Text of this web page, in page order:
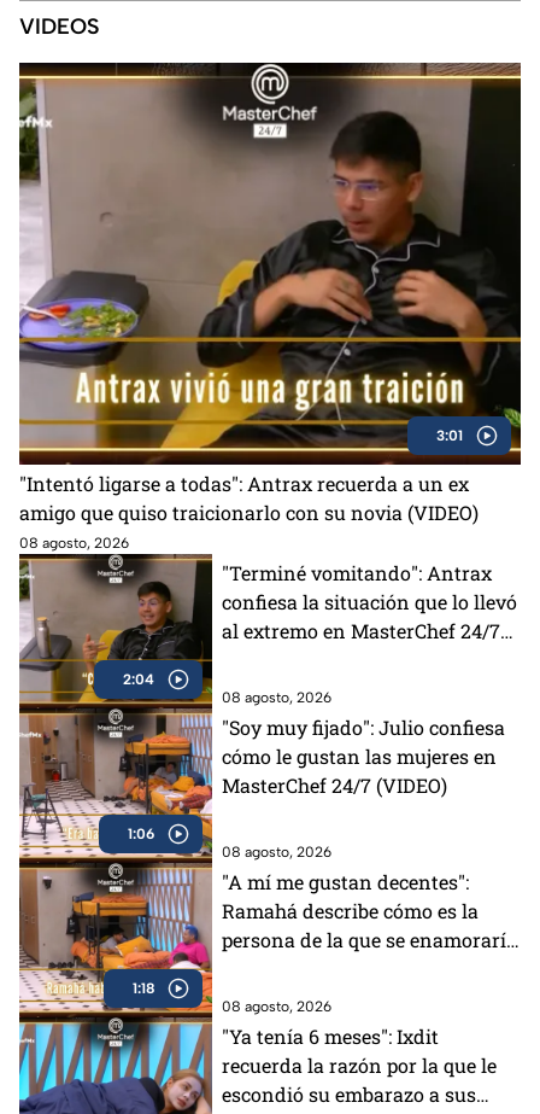
VIDEOS
3:01
"Intentó ligarse a todas": Antrax recuerda a un ex
amigo que quiso traicionarlo con su novia (VIDEO)
08 agosto, 2026
2:04
"Terminé vomitando": Antrax
confiesa la situación que lo llevó
al extremo en MasterChef 24/7
08 agosto, 2026
1:06
"Soy muy fijado": Julio confiesa
cómo le gustan las mujeres en
MasterChef 24/7 (VIDEO)
08 agosto, 2026
1:18
"A mí me gustan decentes":
Ramahá describe cómo es la
persona de la que se enamoraría
08 agosto, 2026
"Ya tenía 6 meses": Ixdit
recuerda la razón por la que le
escondió su embarazo a sus